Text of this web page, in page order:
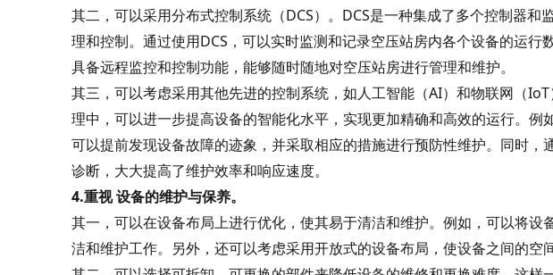
其二，可以采用分布式控制系统（DCS）。DCS是一种集成了多个控制器
理和控制。通过使用DCS，可以实时监测和记录空压站房内各个设备的运
具备远程监控和控制功能，能够随时随地对空压站房进行管理和维护。
其三，可以考虑采用其他先进的控制系统，如人工智能（AI）和物联网（
理中，可以进一步提高设备的智能化水平，实现更加精确和高效的运行。例
可以提前发现设备故障的迹象，并采取相应的措施进行预防性维护。同时
诊断，大大提高了维护效率和响应速度。
4.重视设备的维护与保养。
其一，可以在设备布局上进行优化，使其易于清洁和维护。例如，可以将
洁和维护工作。另外，还可以考虑采用开放式的设备布局，使设备之间的空